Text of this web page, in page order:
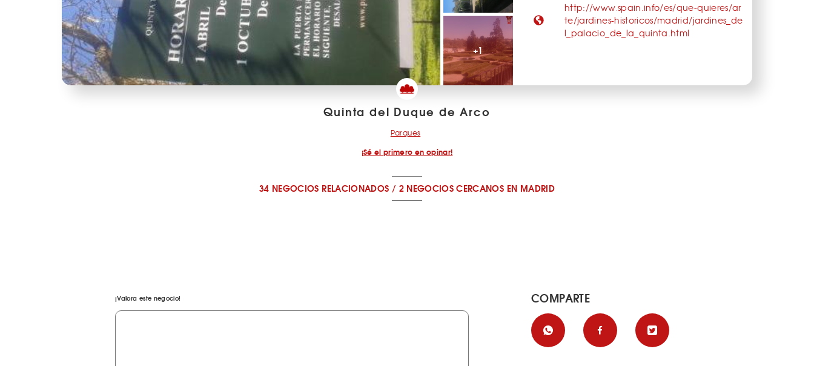
+1
http://www.spain.info/es/que-quieres/ar
te/jardines-historicos/madrid/jardines_de
l_palacio_de_la_quinta.html
Quinta del Duque de Arco
Parques
¡Sé el primero en opinar!
34 NEGOCIOS RELACIONADOS / 2 NEGOCIOS CERCANOS EN MADRID
¡Valora este negocio! COMPARTE